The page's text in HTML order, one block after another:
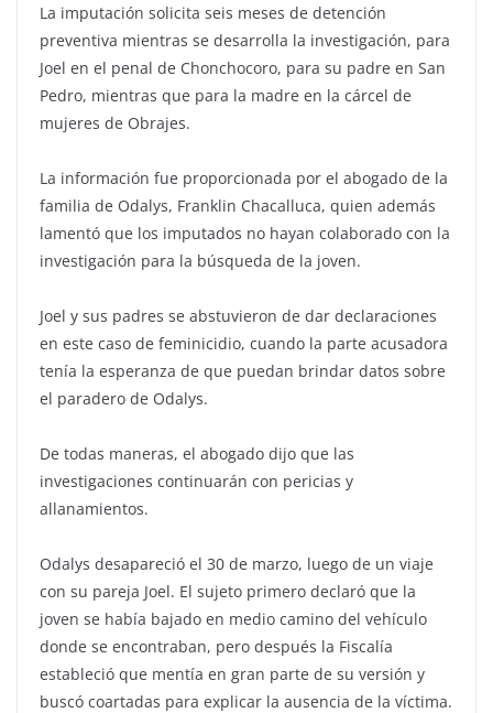
La imputación solicita seis meses de detención
preventiva mientras se desarrolla la investigación, para
Joel en el penal de Chonchocoro, para su padre en San
Pedro, mientras que para la madre en la cárcel de
mujeres de Obrajes.
La información fue proporcionada por el abogado de la
familia de Odalys, Franklin Chacalluca, quien además
lamentó que los imputados no hayan colaborado con la
investigación para la búsqueda de la joven.
Joel y sus padres se abstuvieron de dar declaraciones
en este caso de feminicidio, cuando la parte acusadora
tenía la esperanza de que puedan brindar datos sobre
el paradero de Odalys.
De todas maneras, el abogado dijo que las
investigaciones continuarán con pericias y
allanamientos.
Odalys desapareció el 30 de marzo, luego de un viaje
con su pareja Joel. El sujeto primero declaró que la
joven se había bajado en medio camino del vehículo
donde se encontraban, pero después la Fiscalía
estableció que mentía en gran parte de su versión y
buscó coartadas para explicar la ausencia de la víctima.